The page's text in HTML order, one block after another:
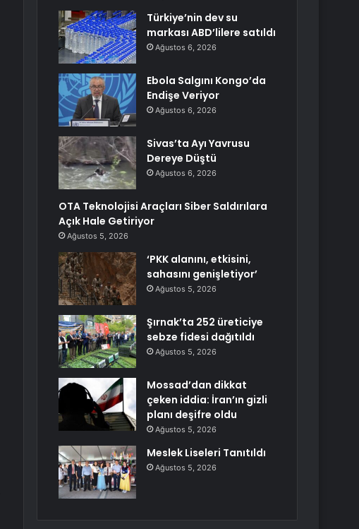
Türkiye’nin dev su
markası ABD’lilere satıldı
Ağustos 6, 2026
Ebola Salgını Kongo’da
Endişe Veriyor
Ağustos 6, 2026
Sivas’ta Ayı Yavrusu
Dereye Düştü
Ağustos 6, 2026
OTA Teknolojisi Araçları Siber Saldırılara
Açık Hale Getiriyor
Ağustos 5, 2026
‘PKK alanını, etkisini,
sahasını genişletiyor’
Ağustos 5, 2026
Şırnak’ta 252 üreticiye
sebze fidesi dağıtıldı
Ağustos 5, 2026
Mossad’dan dikkat
çeken iddia: İran’ın gizli
planı deşifre oldu
Ağustos 5, 2026
Meslek Liseleri Tanıtıldı
Ağustos 5, 2026